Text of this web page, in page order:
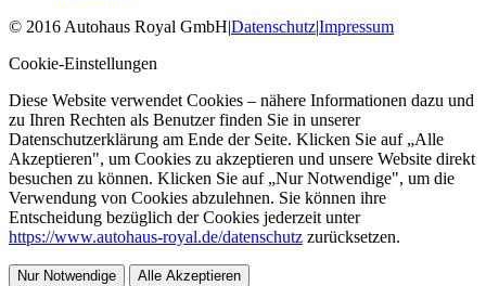
© 2016 Autohaus Royal GmbH|Datenschutz|Impressum
Cookie-Einstellungen
Diese Website verwendet Cookies – nähere Informationen dazu und
zu Ihren Rechten als Benutzer finden Sie in unserer
Datenschutzerklärung am Ende der Seite. Klicken Sie auf „Alle
Akzeptieren", um Cookies zu akzeptieren und unsere Website direkt
besuchen zu können. Klicken Sie auf „Nur Notwendige", um die
Verwendung von Cookies abzulehnen. Sie können ihre
Entscheidung bezüglich der Cookies jederzeit unter
https://www.autohaus-royal.de/datenschutz zurücksetzen.
Nur Notwendige Alle Akzeptieren